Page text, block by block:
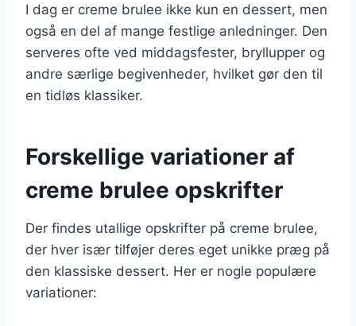
I dag er creme brulee ikke kun en dessert, men
også en del af mange festlige anledninger. Den
serveres ofte ved middagsfester, bryllupper og
andre særlige begivenheder, hvilket gør den til
en tidløs klassiker.
Forskellige variationer af
creme brulee opskrifter
Der findes utallige opskrifter på creme brulee,
der hver især tilføjer deres eget unikke præg på
den klassiske dessert. Her er nogle populære
variationer: